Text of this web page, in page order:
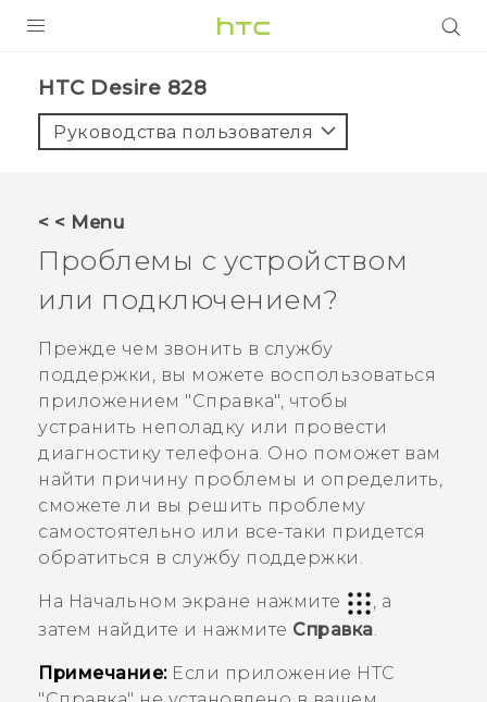
5G
VIVERSE
ПОДДЕРЖКА
HTC Desire 828‎
Руководства пользователя
< < Menu
Проблемы с устройством
или подключением?
Прежде чем звонить в службу
поддержки, вы можете воспользоваться
приложением "‍Справка"‍, чтобы
устранить неполадку или провести
диагностику телефона. Оно поможет вам
найти причину проблемы и определить,
сможете ли вы решить проблему
самостоятельно или все-таки придется
обратиться в службу поддержки.
На Начальном экране нажмите
, а
затем найдите и нажмите Справка
Примечание:Если приложение HTC